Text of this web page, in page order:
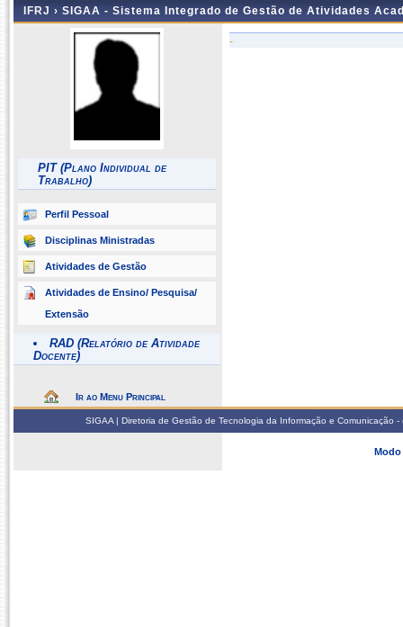
IFRJ › SIGAA - Sistema Integrado de Gestão de Atividades
PIT (Plano Individual de
Trabalho)
Perfil Pessoal
Disciplinas Ministradas
Atividades de Gestão
Atividades de Ensino/ Pesquisa/
Extensão
RAD (Relatório de Atividade
Docente)
Ir ao Menu Principal
-
SIGAA | Diretoria de Gestão de Tecnologia da Informação e
Modo